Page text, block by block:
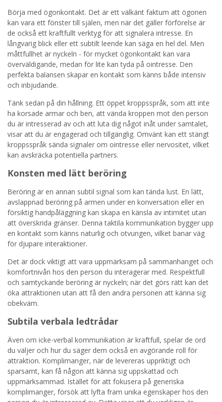
Börja med ögonkontakt. Det är ett välkänt faktum att ögonen
kan vara ett fönster till själen, men när det gäller förförelse är
de också ett kraftfullt verktyg för att signalera intresse. En
långvarig blick eller ett subtilt leende kan säga en hel del. Men
måttfullhet är nyckeln - för mycket ögonkontakt kan vara
överväldigande, medan för lite kan tyda på ointresse. Den
perfekta balansen skapar en kontakt som känns både intensiv
och inbjudande.
Tänk sedan på din hållning. Ett öppet kroppsspråk, som att inte
ha korsade armar och ben, att vända kroppen mot den person
du är intresserad av och att luta dig något inåt under samtalet,
visar att du är engagerad och tillgänglig. Omvänt kan ett stängt
kroppsspråk sända signaler om ointresse eller nervositet, vilket
kan avskräcka potentiella partners.
Konsten med lätt beröring
Beröring är en annan subtil signal som kan tända lust. En lätt,
avslappnad beröring på armen under en konversation eller en
försiktig handpåläggning kan skapa en känsla av intimitet utan
att överskrida gränser. Denna taktila kommunikation bygger upp
en kontakt som känns naturlig och otvungen, vilket banar väg
för djupare interaktioner.
Det är dock viktigt att vara uppmärksam på sammanhanget och
komfortnivån hos den person du interagerar med. Respektfull
och samtyckande beröring är nyckeln; när det görs rätt kan det
öka attraktionen utan att få den andra personen att känna sig
obekväm.
Subtila verbala ledtrådar
Även om icke-verbal kommunikation är kraftfull, spelar de ord
du väljer och hur du säger dem också en avgörande roll för
attraktion. Komplimanger, när de levereras uppriktigt och
sparsamt, kan få någon att känna sig uppskattad och
uppmärksammad. Istället för att fokusera på generiska
komplimanger, försök att lyfta fram unika egenskaper hos den